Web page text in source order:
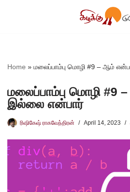
Home » மலைப்பாம்பு மொழி #9 – ஆம்
மலைப்பாம்பு மொழி #9
இல்லை என்பார்
ரிஷிகேஷ் ராகவேந்திரன் April 14, 2023